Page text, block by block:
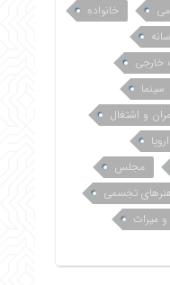
خانواده
خارجی
سینما
و اشتغال
مجلس
تجسمی
میراث